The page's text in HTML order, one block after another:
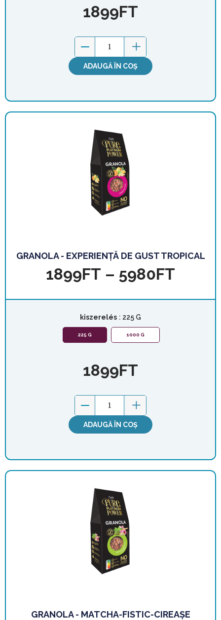
1899FT
ADAUGĂ ÎN COȘ
GRANOLA - EXPERIENȚĂ DE GUST TROPICAL
1899FT – 5980FT
kiszerelés : 225 G
225 G 1000 G
1899FT
ADAUGĂ ÎN COȘ
GRANOLA - MATCHA-FISTIC-CIREAȘE